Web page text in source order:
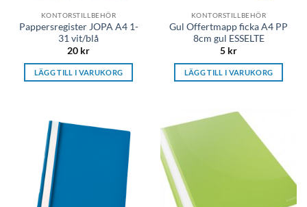
KONTORSTILLBEHÖR
Pappersregister JOPA A4 1-
31 vit/blå
20 kr
LÄGG TILL I VARUKORG
KONTORSTILLBEHÖR
Gul Offertmapp ficka A4 PP
8cm gul ESSELTE
5 kr
LÄGG TILL I VARUKORG